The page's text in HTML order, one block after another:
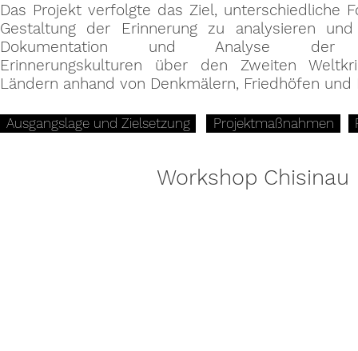
Das Projekt verfolgte das Ziel, unterschiedliche
Gestaltung der Erinnerung zu analysieren
Dokumentation und Analyse der
Erinnerungskulturen über den Zweiten
Ländern anhand von Denkmälern, Friedhöfen und
Ausgangslage und Zielsetzung Projektmaßnahmen
Workshop Chisinau